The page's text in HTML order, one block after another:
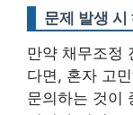
문제 발생 시
만약 채무조정
다면, 혼자 고
문의하는 것이